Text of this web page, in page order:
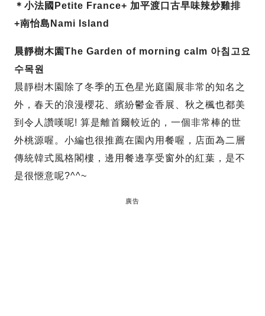
＊小法國Petite France+ 加平渡口古早味辣炒雞排
+南怡島Nami Island
晨靜樹木園The Garden of morning calm 아침고요
수목원
晨靜樹木園除了冬季的五色星光庭園展非常的知名之
外，春天的浪漫櫻花、繽紛鬱金香展、秋之楓也都美
到令人讚嘆呢! 算是離首爾較近的，一個非常棒的世
外桃源喔。小編也很推薦在園內用餐喔，店面為二層
傳統韓式風格閣樓，邊用餐邊享受窗外的紅葉，是不
是很愜意呢?^^~
廣告